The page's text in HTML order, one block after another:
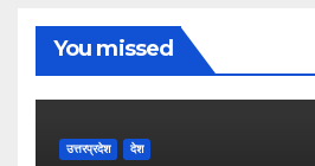
You missed
उत्तरप्रदेश देश